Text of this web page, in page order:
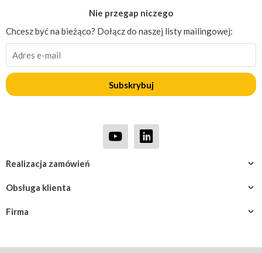
Firma
Obsługa klienta
Realizacja zamówień
Nie przegap niczego
Chcesz być na bieżąco? Dołącz do naszej listy mailingowej:
Subskrybuj